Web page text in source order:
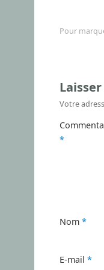
Pour
Votre
*
Nom *
E-mail *